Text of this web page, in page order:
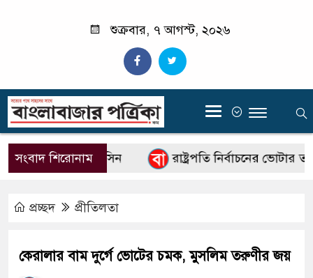
শুক্রবার, ৭ আগস্ট, ২০২৬
‍
সংবাদ শিরোনাম
কাজী জেসিন রাষ্ট্রপতি নির্বাচনের ভোটার
প্রচ্ছদ প্রীতিলতা
কেরালার বাম দুর্গে ভোটের চমক, মুসলিম তরুণীর জয়